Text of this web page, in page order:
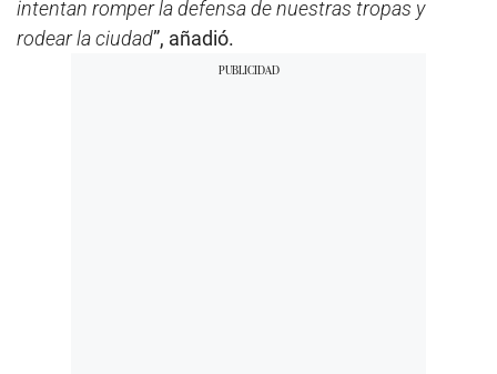
intentan romper la defensa de nuestras tropas y
rodear la ciudad”, añadió.